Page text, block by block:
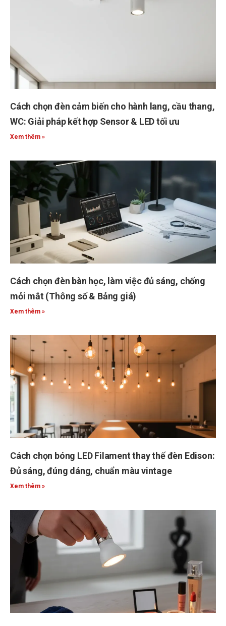
Cách chọn đèn cảm biến cho hành lang, cầu thang,
WC: Giải pháp kết hợp Sensor & LED tối ưu
Xem thêm »
Cách chọn đèn bàn học, làm việc đủ sáng, chống
mỏi mắt (Thông số & Bảng giá)
Xem thêm »
Cách chọn bóng LED Filament thay thế đèn Edison:
Đủ sáng, đúng dáng, chuẩn màu vintage
Xem thêm »